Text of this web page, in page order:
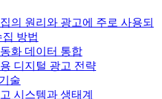
의 원리와 광고에 주로 사용되
방법
화 데이터 통합
디지털 광고 전략
술
시스템과 생태계